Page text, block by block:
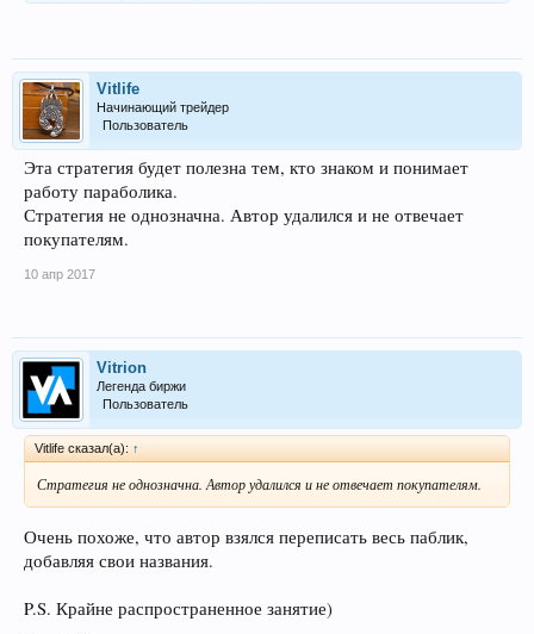
Vitlife
Начинающий трейдер
Пользователь
Эта стратегия будет полезна тем, кто знаком и понимает
работу параболика.
Стратегия не однозначна. Автор удалился и не отвечает
покупателям.
10 апр 2017
Vitrion
Легенда биржи
Пользователь
Vitlife сказал(а): ↑
Стратегия не однозначна. Автор удалился и не отвечает покупателям.
Очень похоже, что автор взялся переписать весь паблик,
добавляя свои названия.
P.S. Крайне распространенное занятие)